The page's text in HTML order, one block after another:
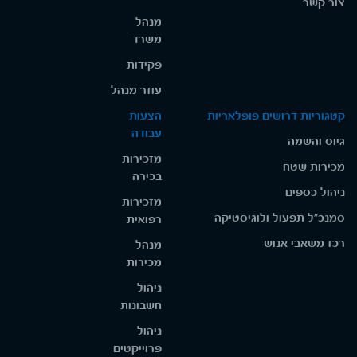
מנהל
משרד
פקידות
עוזר מנהל
קטגוריות דרושים פופלאריות
גיוס והשמה
מכירות שטח
ניהול כספים
סמנכ"ל תפעול ולוגיסטיקה
רכז משאבי אנוש
הצעות
עבודה
מזכירות
בכירה
מזכירות
רפואית
מנהל
מכירות
ניהול
חשבונות
ניהול
פרוייקטים